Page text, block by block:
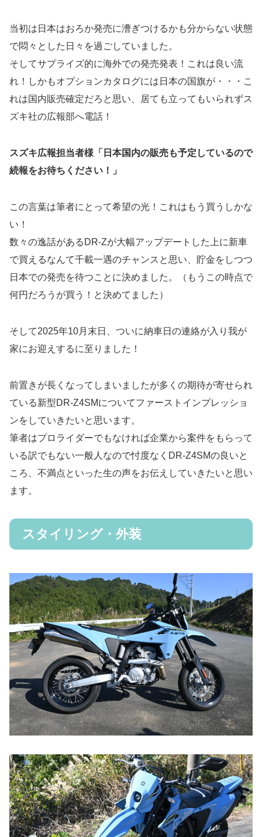
当初は日本はおろか発売に漕ぎつけるかも分からない状態
で悶々とした日々を過ごしていました。
そしてサプライズ的に海外での発売発表！これは良い流
れ！しかもオプションカタログには日本の国旗が・・・こ
れは国内販売確定だろと思い、居ても立ってもいられずス
ズキ社の広報部へ電話！
スズキ広報担当者様「日本国内の販売も予定しているので
続報をお待ちください！」
この言葉は筆者にとって希望の光！これはもう買うしかな
い！
数々の逸話があるDR-Zが大幅アップデートした上に新車
で買えるなんて千載一遇のチャンスと思い、貯金をしつつ
日本での発売を待つことに決めました。（もうこの時点で
何円だろうが買う！と決めてました）
そして2025年10月末日、ついに納車日の連絡が入り我が
家にお迎えするに至りました！
前置きが長くなってしまいましたが多くの期待が寄せられ
ている新型DR-Z4SMについてファーストインプレッショ
ンをしていきたいと思います。
筆者はプロライダーでもなければ企業から案件をもらって
いる訳でもない一般人なので忖度なくDR-Z4SMの良いと
ころ、不満点といった生の声をお伝えしていきたいと思い
ます。
スタイリング・外装